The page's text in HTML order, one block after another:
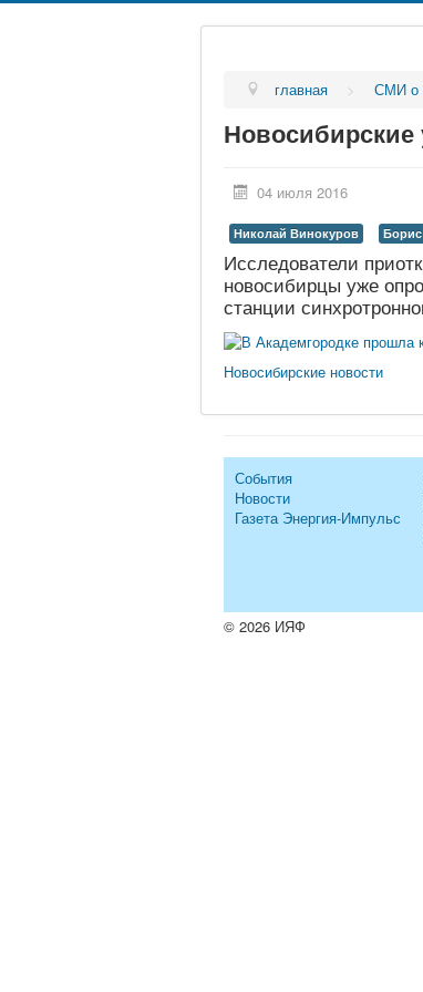
главная > СМИ о
Новосибирские
04 июля 2016
Николай Винокуров
Исследователи
новосибирцы уже
станции
Новосибирские новости
События
Новости
Газета Энергия-Импульс
© 2026 ИЯФ